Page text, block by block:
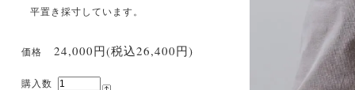
平置き採寸しています。
価格 24,000円(税込26,400円)
購入数